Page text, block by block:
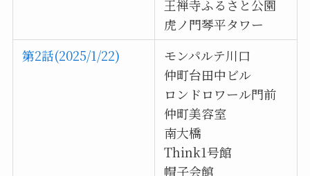
王禅寺ふるさと公園
虎ノ門琴平タワー
第2話(2025/1/22)
モンパルテ川口
仲町台田中ビル
ロンドロワール門前
仲町美容室
南大橋
Think1号館
帽子会館